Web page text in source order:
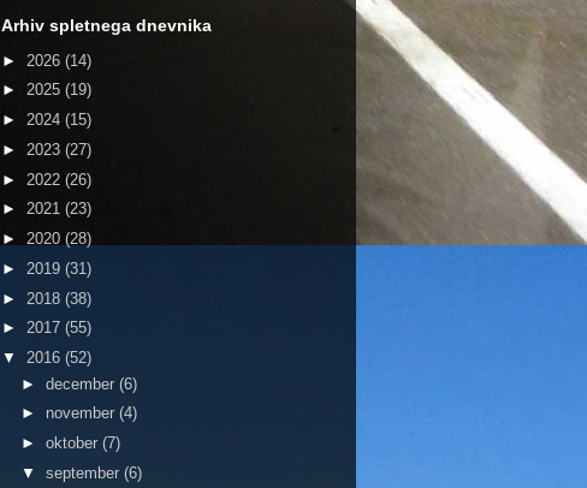
Arhiv spletnega dnevnika
► 2026 (14)
► 2025 (19)
► 2024 (15)
► 2023 (27)
► 2022 (26)
► 2021 (23)
► 2020 (28)
► 2019 (31)
► 2018 (38)
► 2017 (55)
▼ 2016 (52)
► december (6)
► november (4)
► oktober (7)
▼ september (6)